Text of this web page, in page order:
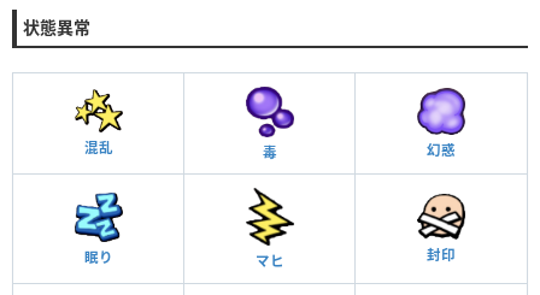
状態異常
混乱 毒 幻惑
眠り マヒ 封印